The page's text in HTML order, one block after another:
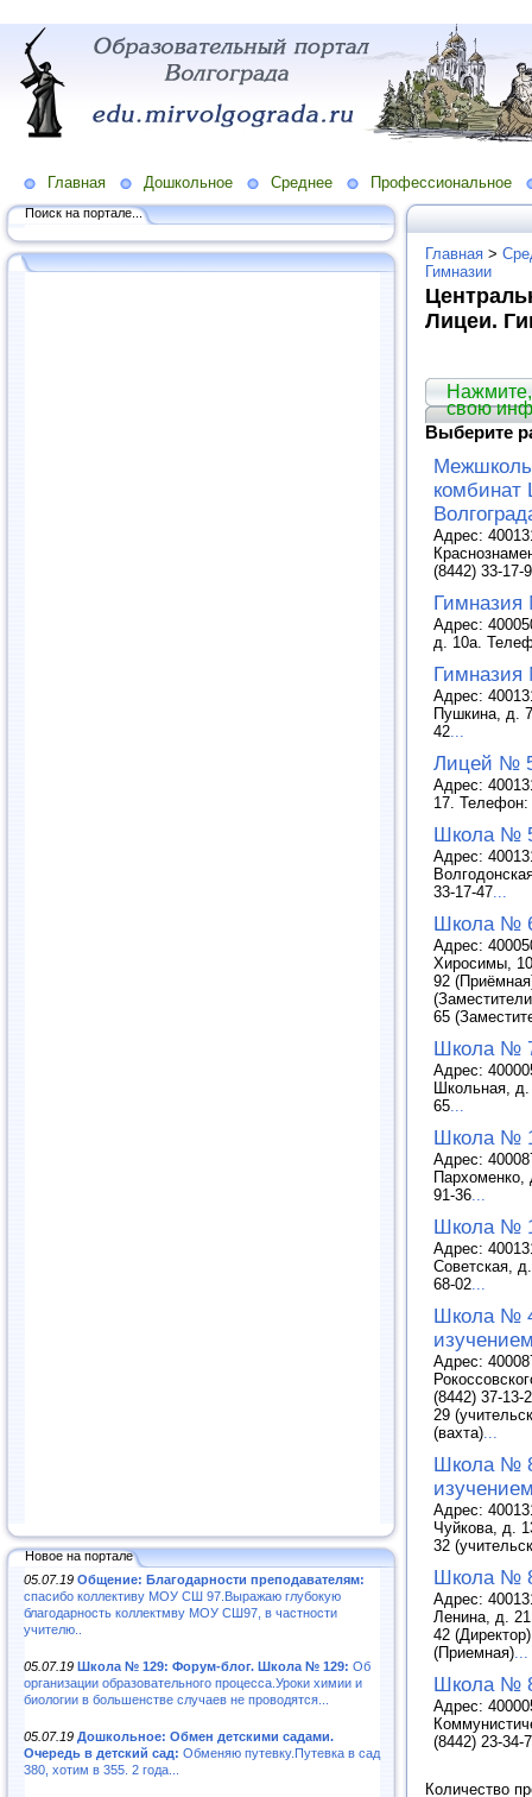
Главная Дошкольное Среднее Профессиональное
Поиск на портале...
Новое на портале
05.07.19 Общение: Благодарности преподавателям:
спасибо коллективу МОУ СШ 97.Выражаю глубокую
благодарность коллектмву МОУ СШ97, в частности
учителю..
05.07.19 Школа № 129: Форум-блог. Школа № 129: Об
организации образовательного процесса.Уроки химии и
биологии в большенстве случаев не проводятся...
05.07.19 Дошкольное: Обмен детскими садами.
Очередь в детский сад: Обменяю путевку.Путевка в сад
380, хотим в 355. 2 года...
Главная >
Гимназии
Лицеи.
свою
Выберите
комбинат
Адрес:
(8442) 33-17-
Адрес:
д. 10а.
Адрес:
Пушкина, д.
42...
Лицей №
Адрес:
17. Телефон:
Школа №
Адрес:
33-17-47...
Школа №
Адрес:
Хиросимы,
92
65
Школа №
Адрес:
Школьная,
65...
Школа №
Адрес:
91-36...
Школа №
Адрес:
Советская,
68-02...
Школа №
Адрес:
(8442) 37-13-
29
(вахта)...
Школа №
Адрес:
Чуйкова, д.
32
Школа №
Адрес:
Ленина, д.
42
(Приемная)...
Школа №
Адрес:
(8442) 23-34-
Количество